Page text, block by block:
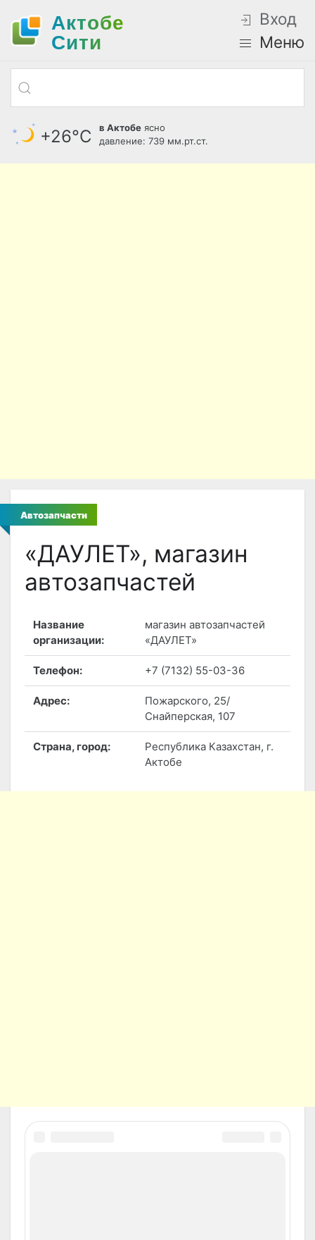
Актобе
Cити
Вход
Меню
+26°С в Актобе ясно
давление: 739 мм.рт.ст.
Автозапчасти
«ДАУЛЕТ», магазин
автозапчастей
Название
организации:
магазин автозапчастей
«ДАУЛЕТ»
Телефон: +7 (7132) 55-03-36
Адрес:
Пожарского, 25/
Снайперская, 107
Страна, город:
Республика Казахстан, г.
Актобе